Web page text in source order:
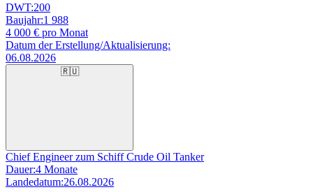
DWT:200
Baujahr:1 988
4 000 € pro Monat
Datum der Erstellung/Aktualisierung:
06.08.2026
🇷🇺
Chief Engineer zum Schiff Crude Oil Tanker
Dauer:4 Monate
Landedatum:26.08.2026